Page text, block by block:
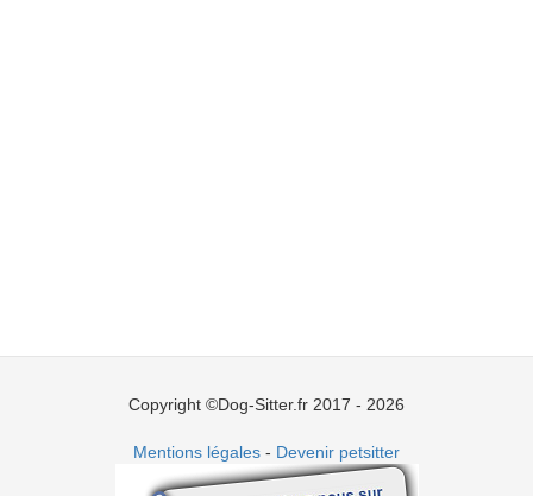
Copyright ©Dog-Sitter.fr 2017 - 2026
Mentions légales - Devenir petsitter